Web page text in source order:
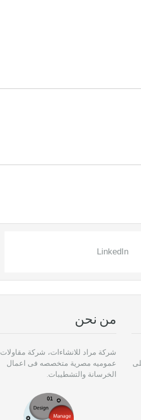
LinkedIn
من نحن
شركة مراد للانشاءات، شركة مقاولات
عموميه مصرية متخصصه فى اعمال
الخرسانة والتشطيبات.